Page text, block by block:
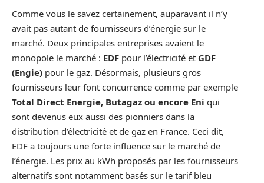
Comme vous le savez certainement, auparavant il n’y
avait pas autant de fournisseurs d’énergie sur le
marché. Deux principales entreprises avaient le
monopole le marché : EDF pour l’électricité et GDF
(Engie) pour le gaz. Désormais, plusieurs gros
fournisseurs leur font concurrence comme par exemple
Total Direct Energie, Butagaz ou encore Eni qui
sont devenus eux aussi des pionniers dans la
distribution d’électricité et de gaz en France. Ceci dit,
EDF a toujours une forte influence sur le marché de
l’énergie. Les prix au kWh proposés par les fournisseurs
alternatifs sont notamment basés sur le tarif bleu